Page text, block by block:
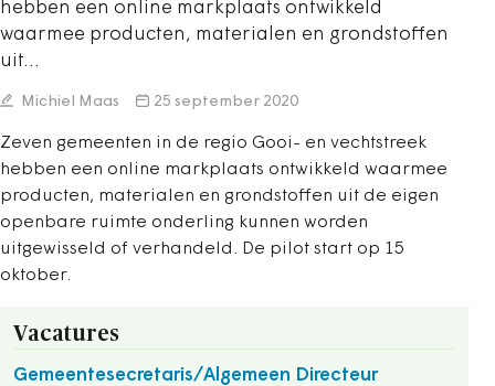
hebben een online markplaats ontwikkeld
waarmee producten, materialen en grondstoffen
uit…
Michiel Maas 25 september 2020
Zeven gemeenten in de regio Gooi- en vechtstreek
hebben een online markplaats ontwikkeld waarmee
producten, materialen en grondstoffen uit de eigen
openbare ruimte onderling kunnen worden
uitgewisseld of verhandeld. De pilot start op 15
oktober.
Vacatures
Gemeentesecretaris/Algemeen Directeur